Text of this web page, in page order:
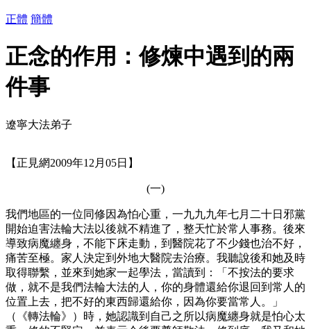
正體 簡體
正念的作用：修煉中遇到的兩
件事
遼寧大法弟子
【正見網2009年12月05日】
(一)
我們地區的一位同修因為怕心重，一九九九年七月二十日邪黨
開始迫害法輪大法以後就不精進了，整天忙於常人事務。後來
導致病魔纏身，不能下床走動，到醫院花了不少錢也治不好，
痛苦至極。家人決定到外地大醫院去治療。我聽說後和她及時
取得聯繫，並來到她家一起學法，當讀到：「不按法的要求
做，就不是我們法輪大法的人，你的身體還給你退回到常人的
位置上去，把不好的東西歸還給你，因為你要當常人。」
（《轉法輪》）時，她認識到自己之所以病魔纏身就是怕心太